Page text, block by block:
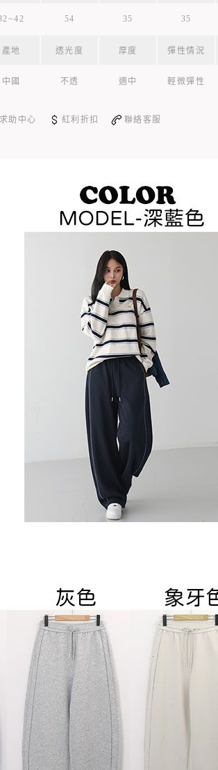
54 35 35
產地 透光度 厚度 彈性情況
中國 不透 適中 輕微彈性
求助中心 紅利折扣 聯絡客服